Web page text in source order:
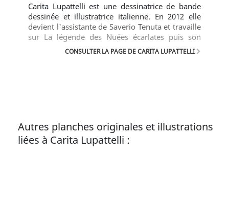
Carita Lupattelli est une dessinatrice de bande
dessinée et illustratrice italienne. En 2012 elle
devient l'assistante de Saverio Tenuta et travaille
sur La légende des Nuées écarlates puis son
spin-off Izunas.CONSULTER LA PAGE DE CARITA LUPATTELLI
Autres planches originales et illustrations
liées à Carita Lupattelli :